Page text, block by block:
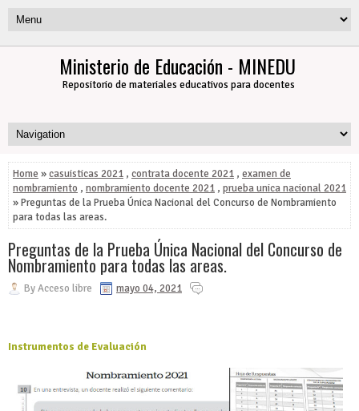
Ministerio de Educación - MINEDU
Repositorio de materiales educativos para docentes
Home »casuisticas 2021 , contrata docente 2021 , examen de
nombramiento , nombramiento docente 2021 , prueba unica nacional 2021
» Preguntas de la Prueba Única Nacional del Concurso de Nombramiento
para todas las areas.
Preguntas de la Prueba Única Nacional del Concurso de
Nombramiento para todas las areas.
ByAcceso libre mayo 04, 2021
Instrumentos de Evaluación